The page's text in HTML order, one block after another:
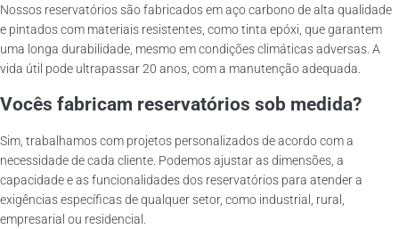
Nossos reservatórios são fabricados em aço carbono de alta qualidade
e pintados com materiais resistentes, como tinta epóxi, que garantem
uma longa durabilidade, mesmo em condições climáticas adversas. A
vida útil pode ultrapassar 20 anos, com a manutenção adequada.
Vocês fabricam reservatórios sob medida?
Sim, trabalhamos com projetos personalizados de acordo com a
necessidade de cada cliente. Podemos ajustar as dimensões, a
capacidade e as funcionalidades dos reservatórios para atender a
exigências específicas de qualquer setor, como industrial, rural,
empresarial ou residencial.